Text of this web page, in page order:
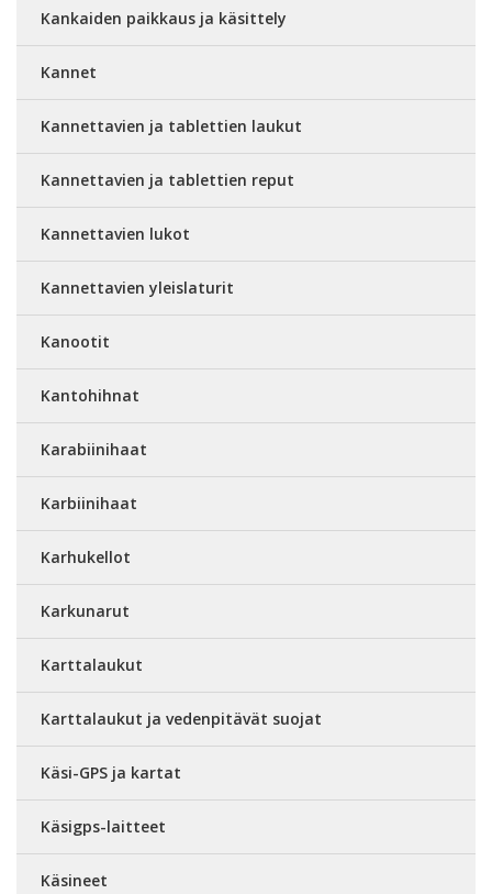
Kankaiden paikkaus ja käsittely
Kannet
Kannettavien ja tablettien laukut
Kannettavien ja tablettien reput
Kannettavien lukot
Kannettavien yleislaturit
Kanootit
Kantohihnat
Karabiinihaat
Karbiinihaat
Karhukellot
Karkunarut
Karttalaukut
Karttalaukut ja vedenpitävät suojat
Käsi-GPS ja kartat
Käsigps-laitteet
Käsineet